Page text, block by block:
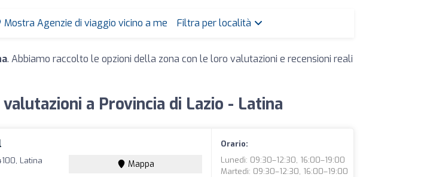
Mostra Agenzie di viaggio vicino a me Filtra per località
. Abbiamo raccolto le opzioni della zona con le loro valutazioni e recensioni reali
a Provincia di Lazio - Latina
Latina Mappa
Orario:
Lunedì: 09:30–12:30, 16:00–19:00
Martedì: 09:30–12:30, 16:00–19:00